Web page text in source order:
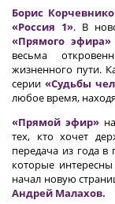
Борис
«Россия 1». В
«Прямого эфира»
весьма
жизненного пути.
серии «Судьбы
любое время,
«Прямой эфир»
тех, кто хочет
передача из года в
которые
начал новую
Андрей Малахов.